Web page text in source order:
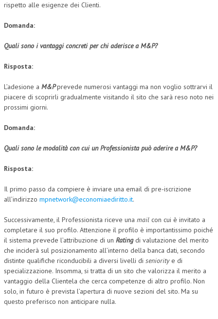
rispetto alle esigenze dei Clienti.
Domanda:
Quali sono i vantaggi concreti per chi aderisce a M&P?
Risposta:
L’adesione a M&Pprevede numerosi vantaggi ma non voglio sottrarvi il
piacere di scoprirli gradualmente visitando il sito che sarà reso noto nei
prossimi giorni.
Domanda:
Quali sono le modalità con cui un Professionista può aderire a M&P?
Risposta:
Il primo passo da compiere è inviare una email di pre-iscrizione
all’indirizzo mpnetwork@economiaediritto.it.
Successivamente, il Professionista riceve una mail con cui è invitato a
completare il suo profilo. Attenzione il profilo è importantissimo poiché
il sistema prevede l’attribuzione di un Ratingdi valutazione del merito
che inciderà sul posizionamento all’interno della banca dati, secondo
distinte qualifiche riconducibili a diversi livelli di senioritye di
specializzazione. Insomma, si tratta di un sito che valorizza il merito a
vantaggio della Clientela che cerca competenze di altro profilo. Non
solo, in futuro è prevista l’apertura di nuove sezioni del sito. Ma su
questo preferisco non anticipare nulla.